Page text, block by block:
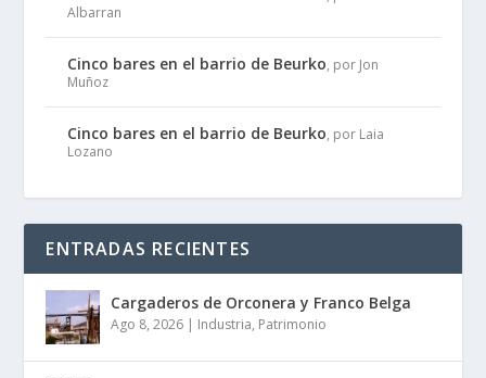
Albarran
Cinco bares en el barrio de Beurko, por Jon
Muñoz
Cinco bares en el barrio de Beurko, por Laia
Lozano
ENTRADAS RECIENTES
Cargaderos de Orconera y Franco Belga
Ago 8, 2026 | Industria, Patrimonio